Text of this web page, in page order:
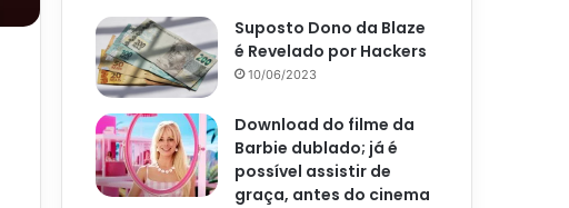
Suposto Dono da Blaze
é Revelado por Hackers
10/06/2023
Download do filme da
Barbie dublado; já é
possível assistir de
graça, antes do cinema